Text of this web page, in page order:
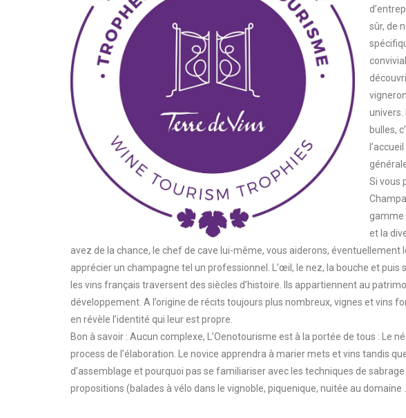
sûr, de
univers.
bulles,
Si vous
gamme
et la
avez de la chance, le chef de cave lui-même, vous aiderons,
apprécier un champagne tel un professionnel. L’œil, le nez, la bouche et
les vins français traversent des siècles d’histoire. Ils appartiennent au
développement. A l’origine de récits toujours plus nombreux, vignes et vins
en révèle l’identité qui leur est propre.
Bon à savoir : Aucun complexe, L’Oenotourisme est à la portée de tous : Le
process de l’élaboration. Le novice apprendra à marier mets et vins tandis
d’assemblage et pourquoi pas se familiariser avec les techniques de
propositions (balades à vélo dans le vignoble, piquenique, nuitée au domaine